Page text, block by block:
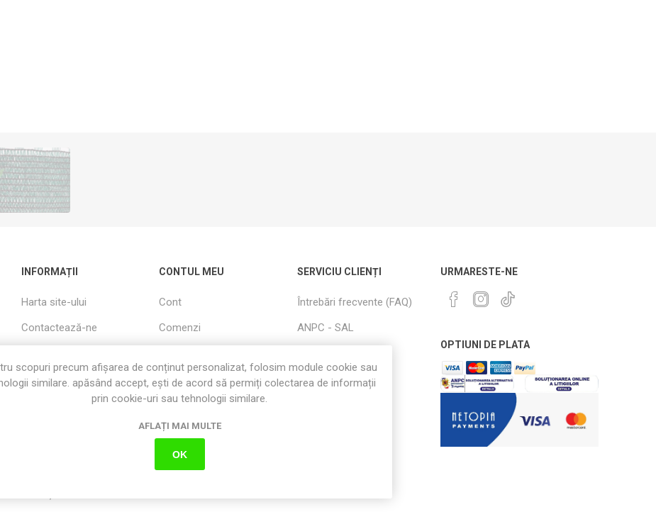
INFORMAȚII
Harta site-ului
Contactează-ne
Informații utile
CONTUL MEU
Cont
Comenzi
Produse Vizualizate
Recent
Favorite
SERVICIU CLIENȚI
Întrebări frecvente (FAQ)
ANPC - SAL
Garanție
URMARESTE-NE
OPTIUNI DE PLATA
scopuri precum afișarea de conținut personalizat, folosim module cookie sau
similare. apăsând accept, ești de acord să permiți colectarea de informații
prin cookie-uri sau tehnologii similare.
AFLAȚI MAI MULTE
OK